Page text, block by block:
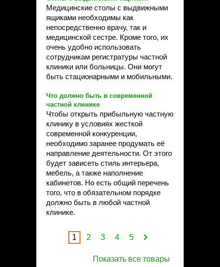
Медицинские столы с выдвижными
ящиками необходимы как
непосредственно врачу, так и
медицинской сестре. Кроме того, их
очень удобно использовать
сотрудникам регистратуры частной
клиники или больницы. Они могут
быть стационарными и мобильными.
Что должно быть в современной
частной клинике
Чтобы открыть прибыльную частную
клинику в условиях жесткой
современной конкуренции,
необходимо заранее продумать её
направление деятельности. От этого
будет зависеть стиль интерьера,
мебель, а также наполнение
кабинетов. Но есть общий перечень
того, что в обязательном порядке
должно быть в любой частной
клинике.
1 2 3 4 5
Показать все товары